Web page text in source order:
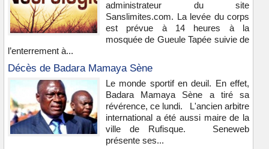
administrateur du site
Sanslimites.com. La levée du corps
est prévue à 14 heures à la
mosquée de Gueule Tapée suivie de
l’enterrement à...
Décès de Badara Mamaya Sène
Le monde sportif en deuil. En effet,
Badara Mamaya Sène a tiré sa
révérence, ce lundi. L'ancien arbitre
international a été aussi maire de la
ville de Rufisque. Seneweb
présente ses...